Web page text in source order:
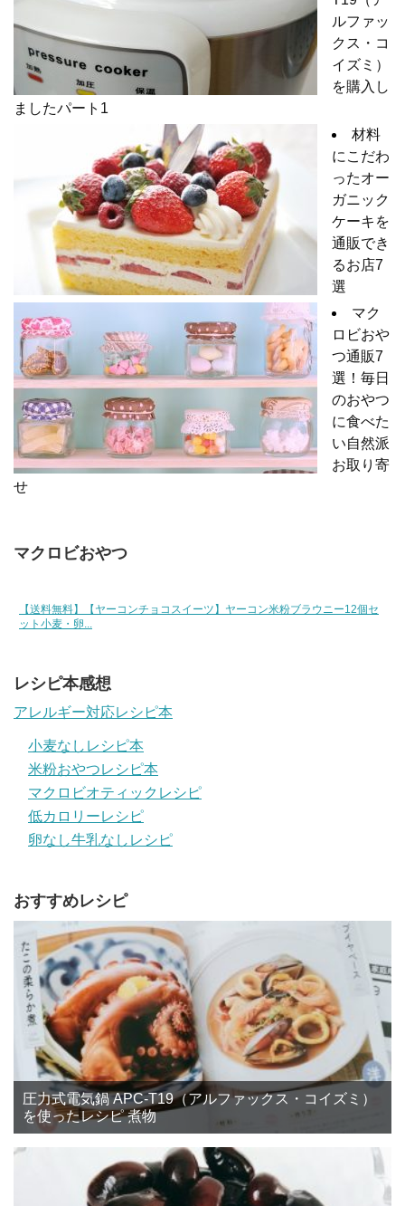
ルファッ
クス・コ
イズミ）
を購入し
ましたパート1
材料
にこだわ
ったオー
ガニック
ケーキを
通販でき
るお店7
選
マク
ロビおや
つ通販7
選！毎日
のおやつ
に食べた
い自然派
お取り寄
せ
マクロビおやつ
【送料無料】【ヤーコンチョコスイーツ】ヤーコン米粉ブラウニー12個セ
ット小麦・卵...
レシピ本感想
アレルギー対応レシピ本
小麦なしレシピ本
米粉おやつレシピ本
マクロビオティックレシピ
低カロリーレシピ
卵なし牛乳なしレシピ
おすすめレシピ
圧力式電気鍋 APC-T19（アルファックス・コイズミ）
を使ったレシピ 煮物